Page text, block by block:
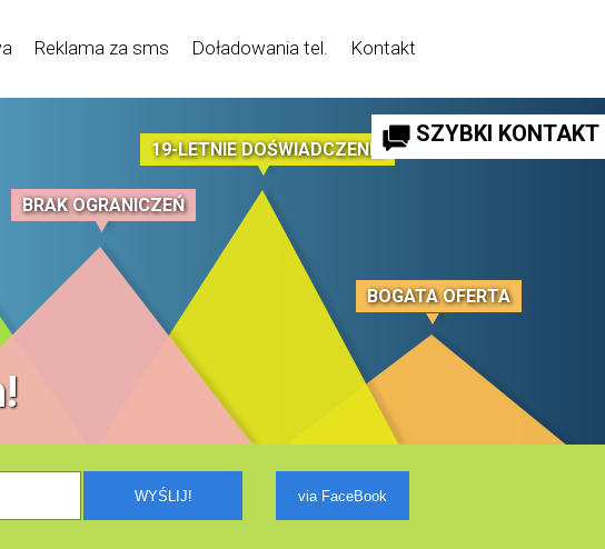
Reklama za sms Doładowania tel. Kontakt
SZYBKI KONTAKT
BRAK OGRANICZEŃ
19-LETNIE DOŚWIADCZENIE
BOGATA OFERTA